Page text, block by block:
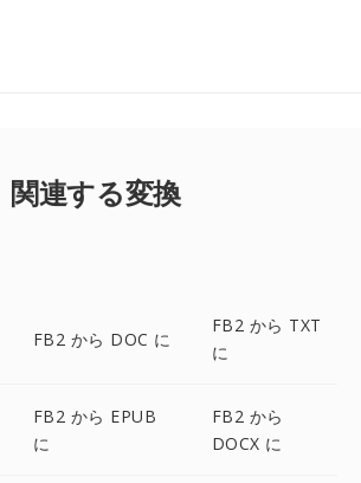
関連する変換
FB2 から DOC に
FB2 から TXT
に
FB2 から EPUB
に
FB2 から
DOCX に